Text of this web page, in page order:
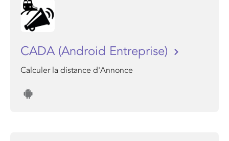
CADA (Android Entreprise)
Calculer la distance d'Annonce